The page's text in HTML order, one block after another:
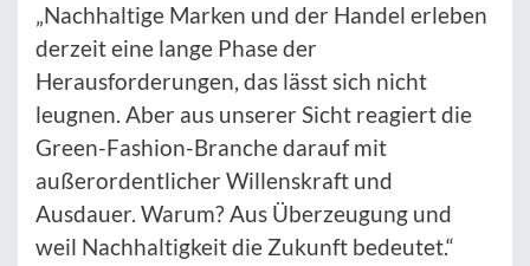
„Nachhaltige Marken und der Handel erleben
derzeit eine lange Phase der
Herausforderungen, das lässt sich nicht
leugnen. Aber aus unserer Sicht reagiert die
Green-Fashion-Branche darauf mit
außerordentlicher Willenskraft und
Ausdauer. Warum? Aus Überzeugung und
weil Nachhaltigkeit die Zukunft bedeutet.“